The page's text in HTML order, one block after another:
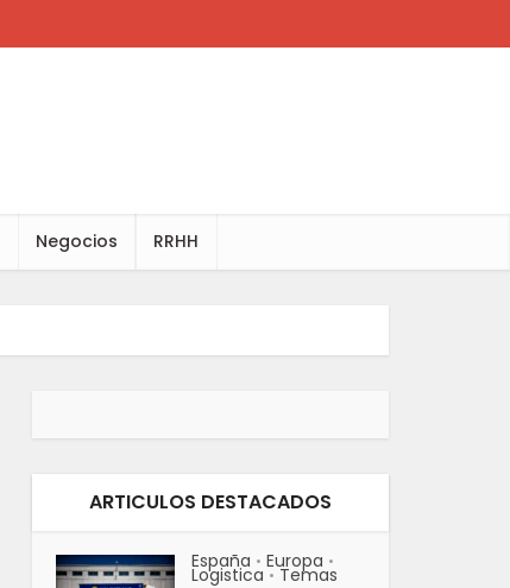
Negocios RRHH
ARTICULOS DESTACADOS
España • Europa •
Logistica • Temas